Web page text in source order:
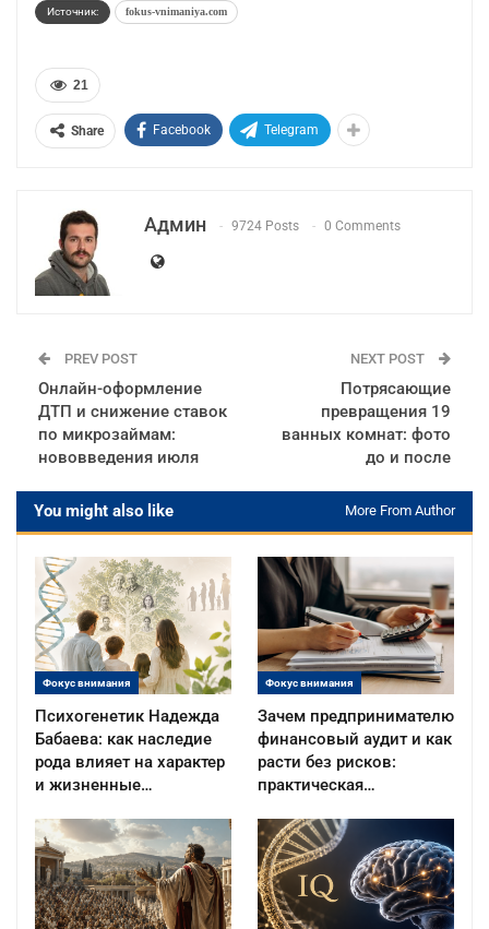
Источник: fokus-vnimaniya.com
21
Share Facebook Telegram
Админ 9724 Posts 0 Comments
PREV POST
Онлайн-оформление
ДТП и снижение ставок
по микрозаймам:
нововведения июля
NEXT POST
Потрясающие
превращения 19
ванных комнат: фото
до и после
You might also like More From Author
Фокус внимания
Психогенетик Надежда
Бабаева: как наследие
рода влияет на характер
и жизненные…
Фокус внимания
Зачем предпринимателю
финансовый аудит и как
расти без рисков:
практическая…